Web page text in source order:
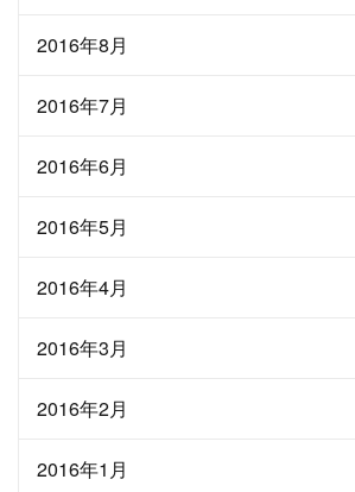
2016年8月
2016年7月
2016年6月
2016年5月
2016年4月
2016年3月
2016年2月
2016年1月